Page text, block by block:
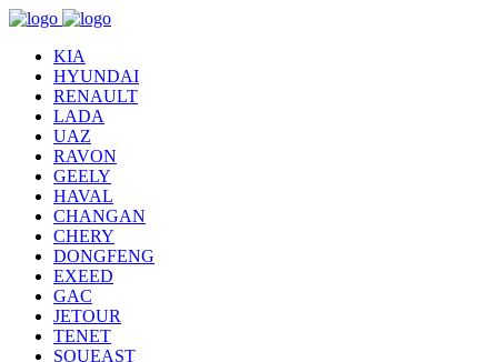
KIA
HYUNDAI
RENAULT
LADA
UAZ
RAVON
GEELY
HAVAL
CHANGAN
CHERY
DONGFENG
EXEED
GAC
JETOUR
TENET
SOUEAST